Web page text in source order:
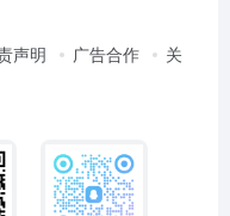
声明 广告合作
关